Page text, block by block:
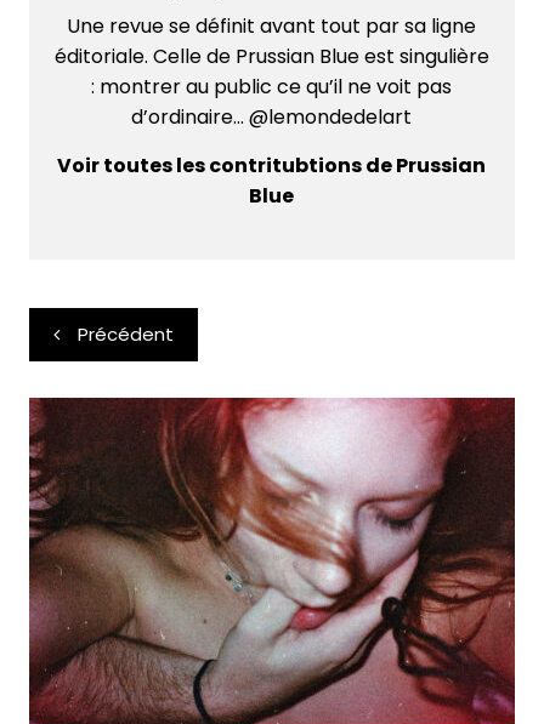
Une revue se définit avant tout par sa ligne
éditoriale. Celle de Prussian Blue est singulière
: montrer au public ce qu’il ne voit pas
d’ordinaire... @lemondedelart
Voir toutes les contritubtions de Prussian
Blue
Navigation
de
l’article
Précédent